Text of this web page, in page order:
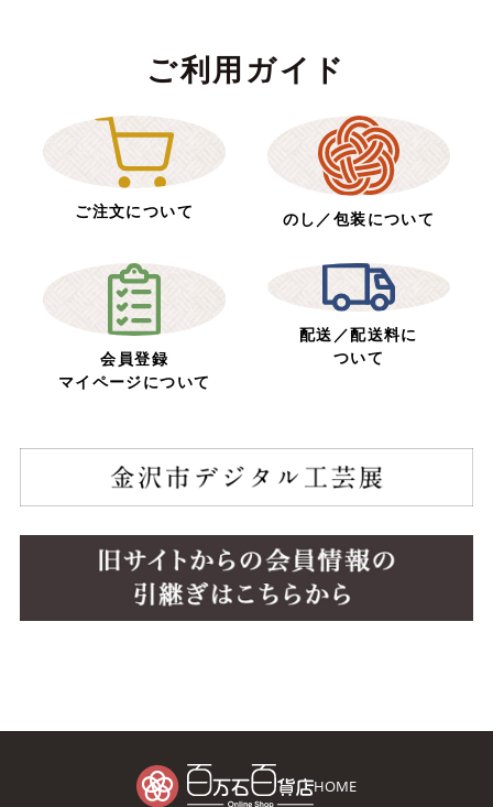
ご利用ガイド
ご注文について のし／包装について
会員登録
マイページについて
配送／配送料に
ついて
HOME